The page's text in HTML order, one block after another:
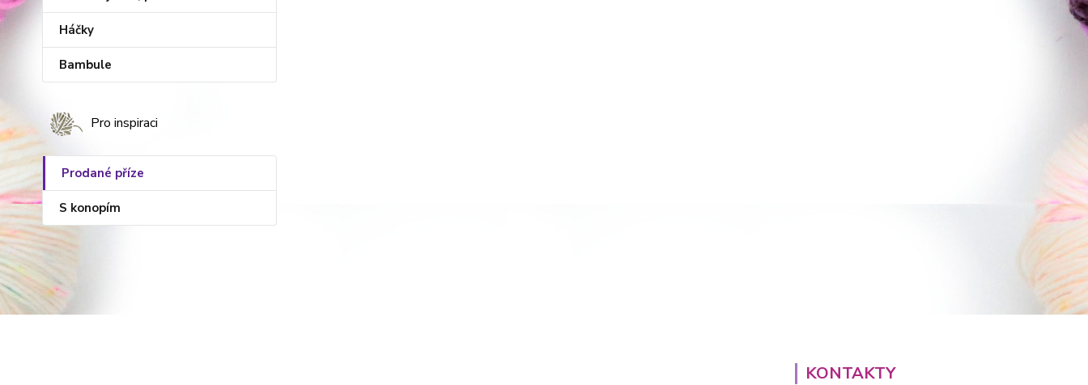
Háčky
Bambule
Pro inspiraci
Prodané příze
S konopím
KONTAKTY